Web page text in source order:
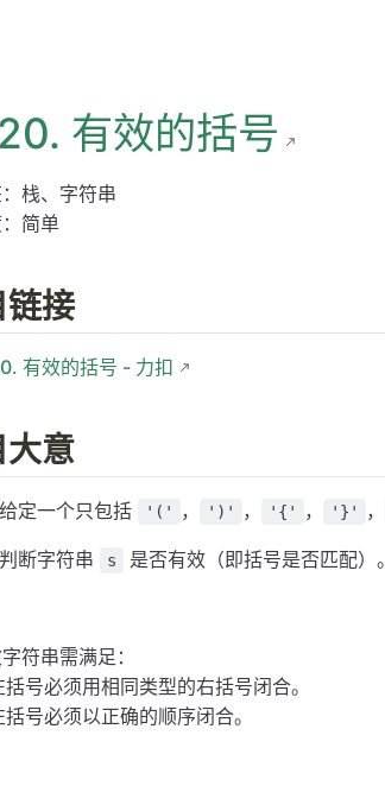
有效的括号
栈、字符串
简单
链接
有效的括号 - 力扣
大意
定一个只包括 '(' ， ')' ， '{' ， '}' ，
断字符串 s 是否有效（即括号是否匹配）。
符串需满足：
括号必须用相同类型的右括号闭合。
括号必须以正确的顺序闭合。